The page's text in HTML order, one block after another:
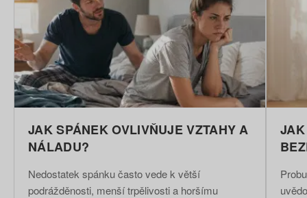
JAK SPÁNEK OVLIVŇUJE VZTAHY A
NÁLADU?
Nedostatek spánku často vede k větší
podrážděnosti, menší trpělivosti a horšímu